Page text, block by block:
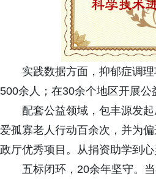
实践数据方面，抑郁症调
500余人；在30余个地区开展
配套公益领域，包丰源发
爱孤寡老人行动百余次，并为
政厅优秀项目。从捐资助学到
五标闭环，20余年坚守。